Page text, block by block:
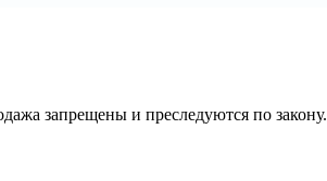
запрещены и преследуются по закону.